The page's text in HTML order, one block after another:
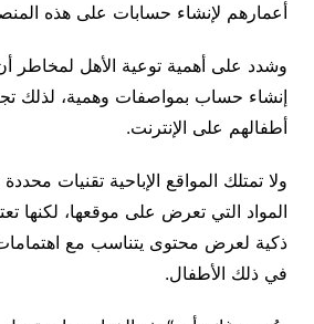
أعمارهم لإنشاء حسابات على هذه
وشدد على أهمية توعية الأهل لمخاطر
إنشاء حساب بمواصفات وهمية، لذلك
أطفالهم على الإنترنت.
ولا تمتلك المواقع الإباحية تقنيات
المواد التي تعرض على موقعها، لكنها
ذكية لعرض محتوى يتناسب مع
في ذلك الأطفال.